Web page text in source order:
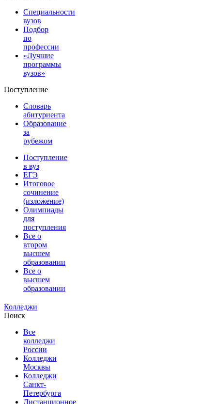
Специальности
вузов
Подбор
по
профессии
«Лучшие
программы
вузов»
Поступление
Словарь
абитуриента
Образование
за
рубежом
Поступление
в вуз
ЕГЭ
Итоговое
сочинение
(изложение)
Олимпиады
для
поступления
Все о
втором
высшем
образовании
Все о
высшем
образовании
Колледжи
Поиск
Все
колледжи
России
Колледжи
Москвы
Колледжи
Санкт-
Петербурга
Дистанционное